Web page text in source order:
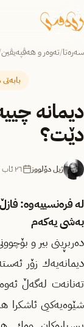
سەرەتا/تەوەر و هەڤپەیڤین
دیمانه‌
دێت؟
ژیل دۆلووز ٢٦ ئاب ٢٠٢٠
له‌ فره‌نسییه‌وه‌:
به‌شی یه‌كه‌م
ده‌ربڕینی بیر و
دیمانه‌یه‌ك زۆر
ته‌نانه‌ت له‌گه‌ڵ
شێوه‌یه‌كیی ئاشكرا